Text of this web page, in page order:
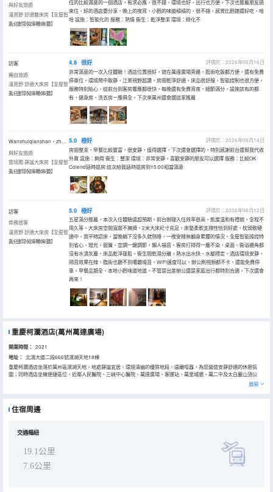
與好友旅遊
漫覓野·舒適雙床房【全屋智
能+金可兒深睡床墊】
入住於2026年06月
住的比較滿意的一個酒店，有求必應，很不錯，環境也好，出行也方便，下次也推薦朋友過
來住，好的酒店要分享，晚上的夜宵，小麪的味道槓槓的，很不錯，感覺比麪館還好吃，哈
哈 設施：智能化的 服務：熱情 衞生：乾淨整潔 環境：綠化不
訪客
獨自旅遊
漫覓野·舒適大床房【全屋智
能+金可兒深睡床墊】
入住於2026年06月
4.8 很好
評價於：2026年06月16日
非常滿意的一次入住體驗！酒店位置很好，就在萬達廣場旁邊，逛街吃飯都方便，還有免費
停車位。環境鬧中取靜，江景視野超讚。房間乾淨舒適，床品很舒服，智能控制也很方便。
服務特別貼心，從前台到客房響應都很快，每晚還有免費宵夜，細節滿分。設施該有的都
有，健身房、洗衣房一應俱全。下次來萬州還會選這家推薦
Wanshuiqianshan，zhouyoushijie
與好友旅遊
雲境閣·靜謐大床房【全屋智
能+金可兒深睡床墊】
入住於2026年06月
5.0 極好
評價於：2026年06月14日
房間整潔，早餐比較豐富，很安靜，值得選擇，下次還會選擇的，特別感謝前台還幫我代收
外賣 設施：夠用 衞生：整潔 環境：非常安靜，喜歡安靜的朋友可以選擇 服務：比較OK
Colend延時退房:這次給我延時退房到15:00相當滿意
訪客
商務旅客
漫覓野·舒適大床房【全屋智
能+金可兒深睡床墊】
入住於2026年06月
5.0 極好
評價於：2026年06月12日
五星滿分推薦，本次入住體驗遠超預期。前台辦理入住效率很高，態度温和有禮貌，全程不
用久等。大床房空間寬敞不擁擠，2米大床尺寸充足，床墊柔軟支撐性恰到好處，枕頭軟硬
適中，我平時認床，當晚躺下沒多久就熟睡，一夜安睡無翻身累腰的情況。全屋智能操控特
別省心，燈光、窗簾、空調一鍵調節，懶人福音。客房打掃得一塵不染，桌面、衞浴邊角都
沒有水漬灰塵，床品乾淨蓬鬆。衞生間乾濕分離，熱水出水快、水壓穩定。酒店環境安靜，
隔音效果在線，臨街也聽不到嘈雜噪音。WiFi速度可以，辦公刷視頻都不卡，還能免費停
車。早餐品類全，本地小麪味道地道。不管是出差辦公還是家庭出行都特別合適，下次還會
再來！
重慶柯瀾酒店(萬州萬達廣場)
開業時間： 2021
地址：
北濱大道二段666號濱湖天地18棟
重慶柯瀾酒店坐落於萬州區濱湖天地，地處靜謐宜居、環境清幽的優質地段，遠離喧囂，為您營造安靜舒適的休憩氛
圍；同時酒店坐擁便捷區位，近鄰人民醫院、三峽中心醫院、萬達廣場、客運站、萬里城牆、萬二中及太白巖山頂公
園，出行便捷、生活配套齊全，並配備地上地下免費停車位，自駕出行輕鬆無憂；酒店以高品質客房與貼心管家服務，
打造自然、靜謐、温暖、樸實的健康旅居體驗。客房配備金可兒床品、高端全套洗浴用品，暢享舒適睡眠；1000M高速
健身房，讓您在旅途中也能保持生活節奏、隨時充電放鬆；一處安靜舒心、配套齊全、服務細緻的城市居停空間，是商
展開
住宿周邊
交通樞紐
19.1公里
7.6公里